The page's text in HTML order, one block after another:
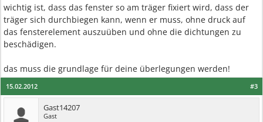
wichtig ist, dass das fenster so am träger fixiert wird, dass der
träger sich durchbiegen kann, wenn er muss, ohne druck auf
das fensterelement auszuüben und ohne die dichtungen zu
beschädigen.
das muss die grundlage für deine überlegungen werden!
#3
15.02.2012
Gast14207
Gast